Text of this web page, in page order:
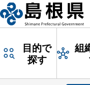
目的で
探す
組